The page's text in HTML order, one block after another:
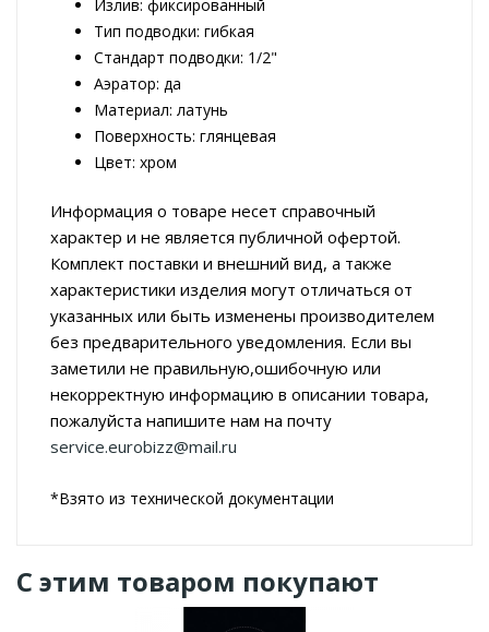
Излив: фиксированный
Тип подводки: гибкая
Стандарт подводки: 1/2"
Аэратор: да
Материал: латунь
Поверхность: глянцевая
Цвет: хром
Информация о товаре несет справочный
характер и не является публичной офертой.
Комплект поставки и внешний вид, а также
характеристики изделия могут отличаться от
указанных или быть изменены производителем
без предварительного уведомления. Если вы
заметили не правильную,ошибочную или
некорректную информацию в описании товара,
пожалуйста напишите нам на почту
service.eurobizz@mail.ru
*Взято из технической документации
С этим товаром покупают